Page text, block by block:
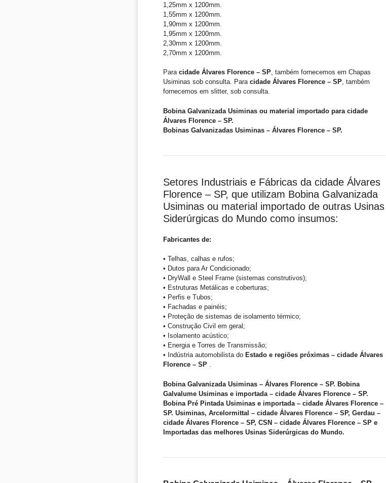
1,25mm x 1200mm.
1,55mm x 1200mm.
1,90mm x 1200mm.
1,95mm x 1200mm.
2,30mm x 1200mm.
2,70mm x 1200mm.
Para cidade Álvares Florence – SP, também fornecemos em Chapas
Usiminas sob consulta. Para cidade Álvares Florence – SP, também
fornecemos em slitter, sob consulta.
Bobina Galvanizada Usiminas ou material importado para cidade
Álvares Florence – SP.
Bobinas Galvanizadas Usiminas – Álvares Florence – SP.
Setores Industriais e Fábricas da cidade Álvares
Florence – SP, que utilizam Bobina Galvanizada
Usiminas ou material importado de outras Usinas
Siderúrgicas do Mundo como insumos:
Fabricantes de:
• Telhas, calhas e rufos;
• Dutos para Ar Condicionado;
• DryWall e Steel Frame (sistemas construtivos);
• Estruturas Metálicas e coberturas;
• Perfis e Tubos;
• Fachadas e painéis;
• Proteção de sistemas de isolamento térmico;
• Construção Civil em geral;
• Isolamento acústico;
• Energia e Torres de Transmissão;
• Indústria automobilista do Estado e regiões próximas – cidade Álvares
Florence – SP .
Bobina Galvanizada Usiminas – Álvares Florence – SP. Bobina
Galvalume Usiminas e importada – cidade Álvares Florence – SP.
Bobina Pré Pintada Usiminas e importada – cidade Álvares Florence –
SP. Usiminas, Arcelormittal – cidade Álvares Florence – SP, Gerdau –
cidade Álvares Florence – SP, CSN – cidade Álvares Florence – SP e
Importadas das melhores Usinas Siderúrgicas do Mundo.